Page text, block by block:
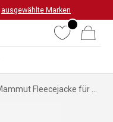
ausgewählte Marken
WunschlisteWarenkorb